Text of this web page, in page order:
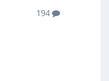
194